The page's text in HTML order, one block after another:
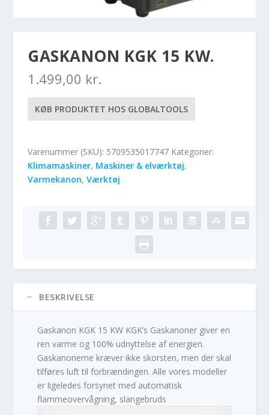
GASKANON KGK 15 KW.
1.499,00 kr.
KØB PRODUKTET HOS GLOBALTOOLS
Varenummer (SKU): 5709535017747 Kategorier:
Klimamaskiner, Maskiner & elværktøj,
Varmekanon,Værktøj
BESKRIVELSE
Gaskanon KGK 15 KW KGK’s Gaskanoner giver en
ren varme og 100% udnyttelse af energien.
Gaskanonerne kræver ikke skorsten, men der skal
tilføres luft til forbrændingen. Alle vores modeller
er ligeledes forsynet med automatisk
flammeovervågning, slangebruds